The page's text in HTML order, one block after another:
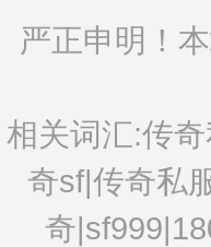
严正申明！
相关词汇:传
奇sf|传奇私
奇